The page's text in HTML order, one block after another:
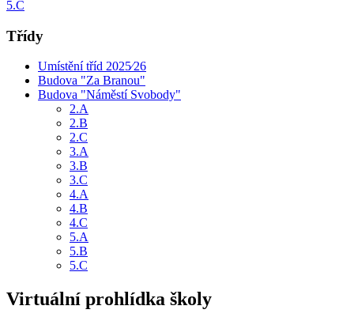
5.C
Třídy
Umístění tříd 2025⁄26
Budova "Za Branou"
Budova "Náměstí Svobody"
2.A
2.B
2.C
3.A
3.B
3.C
4.A
4.B
4.C
5.A
5.B
5.C
Virtuální prohlídka školy